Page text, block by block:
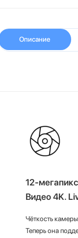
Описание
12-
Видео 4K.
Чёткость
Теперь она